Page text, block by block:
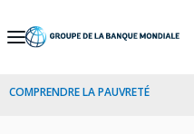
Skip
Navigation
COMPRENDRE LA PAUVRETÉ